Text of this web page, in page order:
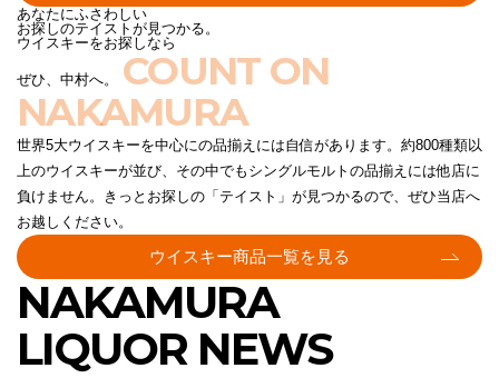
あなたにふさわしい
お探しのテイストが見つかる。
ウイスキーをお探しなら
ぜひ、中村へ。 COUNT ON
NAKAMURA
世界5大ウイスキーを中心にの品揃えには自信があります。約800種類以
上のウイスキーが並び、その中でもシングルモルトの品揃えには他店に
負けません。きっとお探しの「テイスト」が見つかるので、ぜひ当店へ
お越しください。
ウイスキー商品一覧を見る
NAKAMURA
LIQUOR NEWS